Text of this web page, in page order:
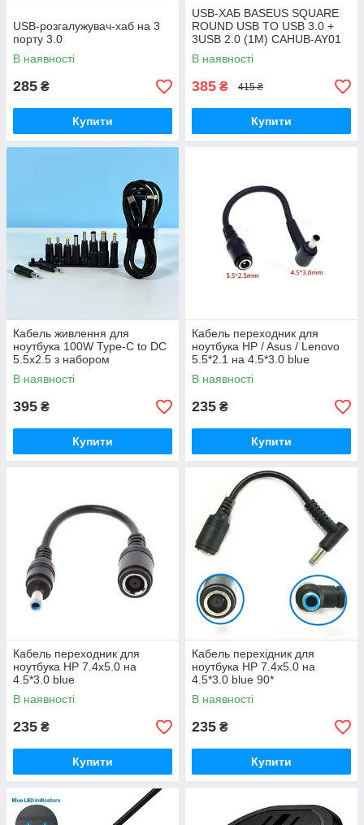
USB-розгалужувач-хаб на 3
порту 3.0
В наявності
285 ₴
Купити
USB-ХАБ BASEUS SQUARE
ROUND USB TO USB 3.0 +
3USB 2.0 (1M) CAHUB-AY01
В наявності
385 ₴ 415 ₴
Купити
Кабель живлення для
ноутбука 100W Type-C to DC
5.5х2.5 з набором
перехідників 10 в 1
В наявності
395 ₴
Купити
Кабель переходник для
ноутбука HP / Asus / Lenovo
5.5*2.1 на 4.5*3.0 blue
В наявності
235 ₴
Купити
Кабель переходник для
ноутбука HP 7.4x5.0 на
4.5*3.0 blue
В наявності
235 ₴
Купити
Кабель перехідник для
ноутбука HP 7.4x5.0 на
4.5*3.0 blue 90*
В наявності
235 ₴
Купити